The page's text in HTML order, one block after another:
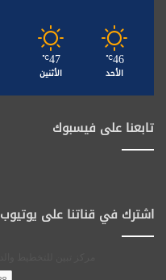
46
℃
الأحد
47
℃
الأثنين
تابعنا على فيسبوك
اشترك في قناتنا على يوتيوب